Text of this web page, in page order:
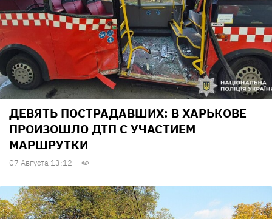
ДЕВЯТЬ ПОСТРАДАВШИХ: В ХАРЬКОВЕ
ПРОИЗОШЛО ДТП С УЧАСТИЕМ
МАРШРУТКИ
07 Августа 13:12